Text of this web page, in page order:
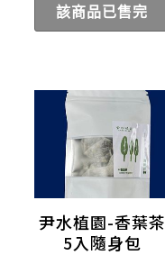
該商品已售完
尹水植園-香葉茶
5入隨身包